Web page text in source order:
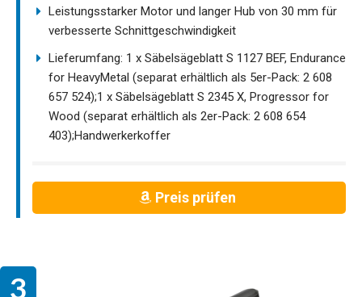
Leistungsstarker Motor und langer Hub von 30 mm für
verbesserte Schnittgeschwindigkeit
Lieferumfang: 1 x Säbelsägeblatt S 1127 BEF, Endurance
for HeavyMetal (separat erhältlich als 5er-Pack: 2 608
657 524);1 x Säbelsägeblatt S 2345 X, Progressor for
Wood (separat erhältlich als 2er-Pack: 2 608 654
403);Handwerkerkoffer
Preis prüfen